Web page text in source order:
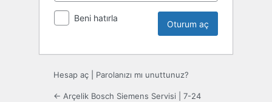
Beni hatırla
Hesap aç Parolanızı mı unuttunuz?
← Arçelik Bosch Siemens Servisi | 7-24